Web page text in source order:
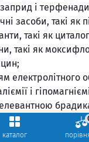
каталог
і
засоби, такі як
такі як
такі як
електролітного
і
або